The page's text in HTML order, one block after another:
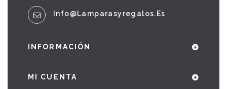
Info@lamparasyregalos.es
INFORMACIÓN
MI CUENTA